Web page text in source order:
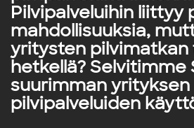
Pilvipalveluihin liittyy
mahdollisuuksia,
yritysten pilvimatkan
hetkellä? Selvitimme
suurimman yrityksen
pilvipalveluiden